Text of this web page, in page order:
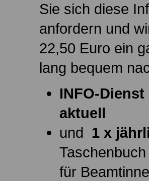
Sie sich diese
anfordern und
22,50 Euro ein
lang bequem
INFO-
aktuell
und 1 x
Taschenbuch
für